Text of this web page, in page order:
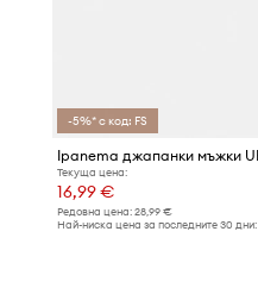
-5%* с код: FS
Текуща цена:
16,99 €
Редовна цена: 28,99 €
Най-ниска цена за последните 30 дни: